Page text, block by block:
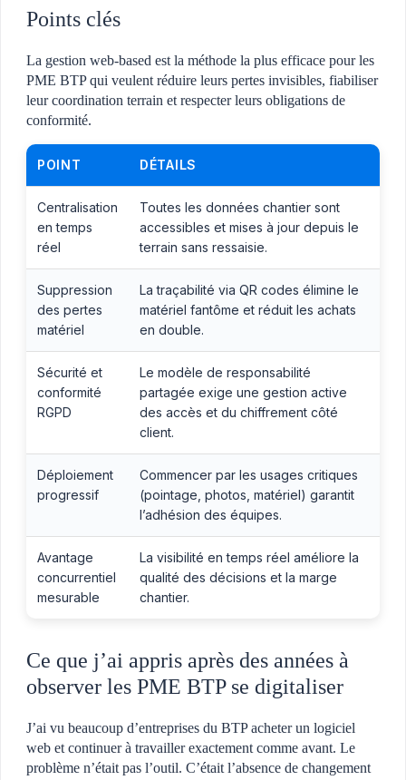
Points clés
La gestion web-based est la méthode la plus efficace pour les
PME BTP qui veulent réduire leurs pertes invisibles, fiabiliser
leur coordination terrain et respecter leurs obligations de
conformité.
POINT DÉTAILS
Centralisation
en temps
réel
Toutes les données chantier sont
accessibles et mises à jour depuis le
terrain sans ressaisie.
Suppression
des pertes
matériel
La traçabilité via QR codes élimine le
matériel fantôme et réduit les achats
en double.
Sécurité et
conformité
RGPD
Le modèle de responsabilité
partagée exige une gestion active
des accès et du chiffrement côté
client.
Déploiement
progressif
Commencer par les usages critiques
(pointage, photos, matériel) garantit
l’adhésion des équipes.
Avantage
concurrentiel
mesurable
La visibilité en temps réel améliore la
qualité des décisions et la marge
chantier.
Ce que j’ai appris après des années à
observer les PME BTP se digitaliser
J’ai vu beaucoup d’entreprises du BTP acheter un logiciel
web et continuer à travailler exactement comme avant. Le
problème n’était pas l’outil. C’était l’absence de changement